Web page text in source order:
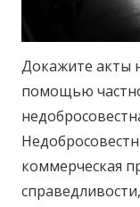
Докажите акты
помощью
коммерческая